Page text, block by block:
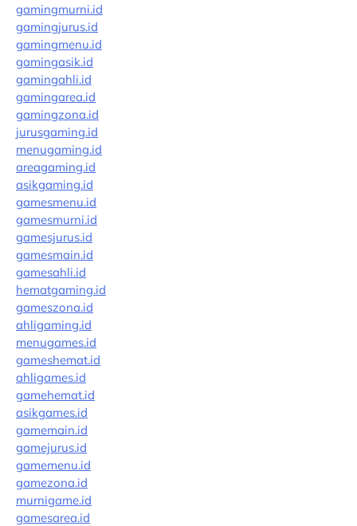
gamingmurni.id
gamingjurus.id
gamingmenu.id
gamingasik.id
gamingahli.id
gamingarea.id
gamingzona.id
jurusgaming.id
menugaming.id
areagaming.id
asikgaming.id
gamesmenu.id
gamesmurni.id
gamesjurus.id
gamesmain.id
gamesahli.id
hematgaming.id
gameszona.id
ahligaming.id
menugames.id
gameshemat.id
ahligames.id
gamehemat.id
asikgames.id
gamemain.id
gamejurus.id
gamemenu.id
gamezona.id
murnigame.id
gamesarea.id